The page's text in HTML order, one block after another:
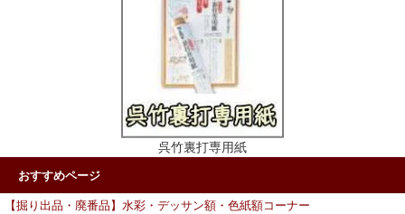
呉竹裏打専用紙
おすすめページ
【掘り出品・廃番品】水彩・デッサン額・色紙額コーナー